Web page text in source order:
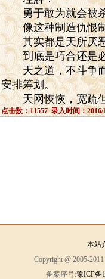
勇于敢为就会被杀
像这种制造仇恨制
其实都是天所厌恶
到底是巧合还是必
天之道，不斗争而
安排筹划。
天网恢恢，宽疏但
点击数：11557 录入时间：2016/
本站
Copyright @ 2005-
备案序号:豫ICP备